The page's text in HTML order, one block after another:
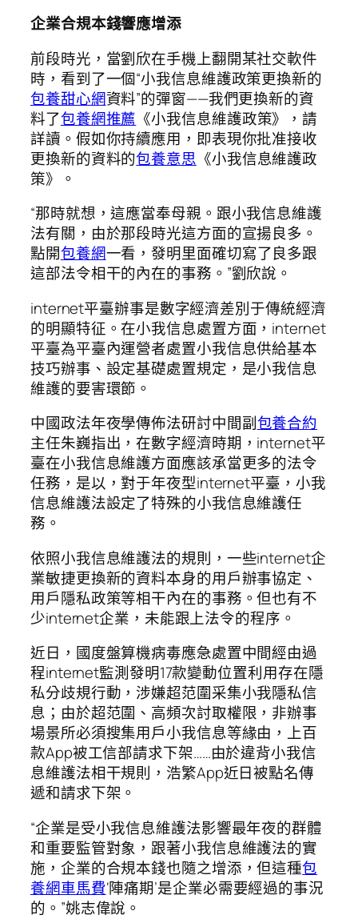
企業合規本錢響應增添
前段時光，當劉欣在手機上翻開某社交軟件
時，看到了一個“小我信息維護政策更換新的
包養甜心網資料”的彈窗——我們更換新的資
料了包養網推薦 《小我信息維護政策》，請
詳讀。假如你持續應用，即表現你批准接收
更換新的資料的包養意思 《小我信息維護政
策》。
“那時就想，這應當奉母親。跟小我信息維護
法有關，由於那段時光這方面的宣揚良多。
點開包養網一看，發明里面確切寫了良多跟
這部法令相干的內在的事務。”劉欣說。
internet平臺辦事是數字經濟差別于傳統經濟
的明顯特征。在小我信息處置方面，internet
平臺為平臺內運營者處置小我信息供給基本
技巧辦事、設定基礎處置規定，是小我信息
維護的要害環節。
中國政法年夜學傳佈法研討中間副包養合約
主任朱巍指出，在數字經濟時期，internet平
臺在小我信息維護方面應該承當更多的法令
任務，是以，對于年夜型internet平臺，小我
信息維護法設定了特殊的小我信息維護任
務。
依照小我信息維護法的規則，一些internet企
業敏捷更換新的資料本身的用戶辦事協定、
用戶隱私政策等相干內在的事務。但也有不
少internet企業，未能跟上法令的程序。
近日，國度盤算機病毒應急處置中間經由過
程internet監測發明17款變動位置利用存在隱
私分歧規行動，涉嫌超范圍采集小我隱私信
息；由於超范圍、高頻次討取權限，非辦事
場景所必須搜集用戶小我信息等緣由，上百
款App被工信部請求下架……由於違背小我信
息維護法相干規則，浩繁App近日被點名傳
遞和請求下架。
“企業是受小我信息維護法影響最年夜的群體
和重要監管對象，跟著小我信息維護法的實
施，企業的合規本錢也隨之增添，但這種包
養網車馬費‘陣痛期’是企業必需要經過的事況
的。”姚志偉說。